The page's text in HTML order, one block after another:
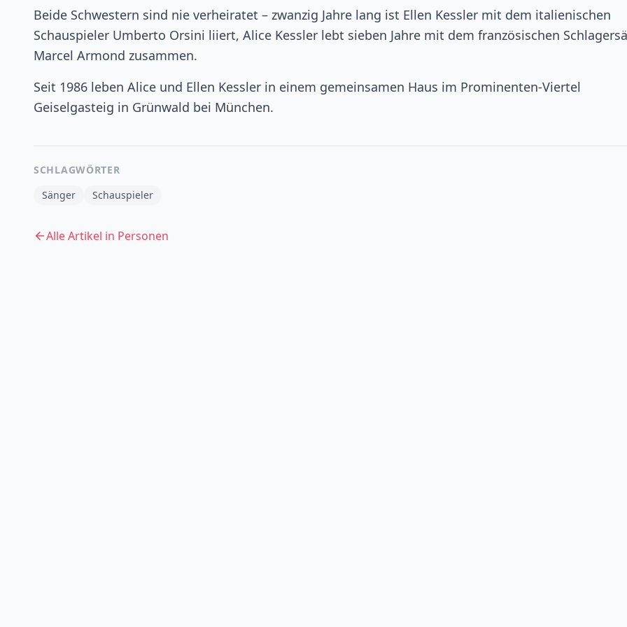
Beide Schwestern sind nie verheiratet – zwanzig Jahre lang ist Ellen Kessler mit dem italienischen
Schauspieler Umberto Orsini liiert, Alice Kessler lebt sieben Jahre mit dem französischen
Marcel Armond zusammen.
Seit 1986 leben Alice und Ellen Kessler in einem gemeinsamen Haus im Prominenten-Viertel
Geiselgasteig in Grünwald bei München.
SCHLAGWÖRTER
Sänger
Schauspieler
Alle Artikel in Personen